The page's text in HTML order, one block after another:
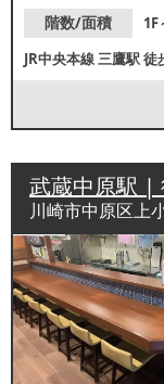
階数/面積
1F
JR中央本線三鷹駅徒
武蔵中原駅 |
川崎市中原区上